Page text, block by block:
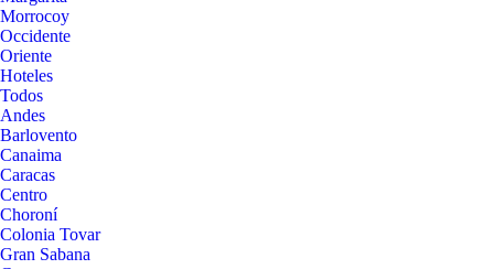
Morrocoy
Occidente
Oriente
Hoteles
Todos
Andes
Barlovento
Canaima
Caracas
Centro
Choroní
Colonia Tovar
Gran Sabana